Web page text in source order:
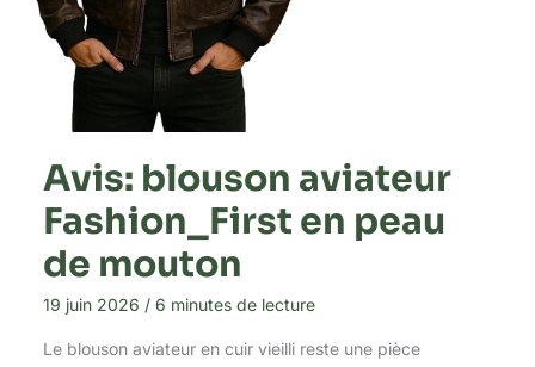
Avis: blouson aviateur
Fashion_First en peau
de mouton
19 juin 2026 / 6 minutes de lecture
Le blouson aviateur en cuir vieilli reste une pièce